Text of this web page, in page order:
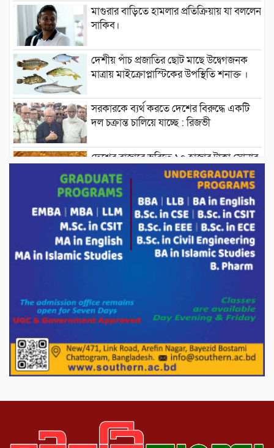
মাগুরার বাড়িতে হামলার প্রতিক্রিয়ায় যা বললেন
সাকিব।
দেশীয় পাঁচ প্রজাতির ছোট মাছে উদ্বেগজনক
মাত্রায় মাইক্রোপ্লাস্টিকের উপস্থিতি শনাক্ত ।
সরকারকে ব্যর্থ করতে দেশের বিরুদ্ধে একটি
দল চক্রান্ত চালিয়ে যাচ্ছে : রিজভী
দেশের বাজারে ভরিতে ১০ হাজার টাকা সোনার
দাম বাড়ানোর ঘোষণা।
ভারপ্রাপ্ত রাষ্ট্রপতি হাফিজ উদ্দিন আহমদের
সাথে এইচটি বাংলা অনলাইন পোর্টাল ও আইপি
টিভির সম্পাদক মোঃ ইসমাইল হোসেনের
সৌজন্য সাক্ষাৎ।
পাটগ্রামে জুলাই অভ্যুত্থান দিবস উপলক্ষে
পোরশায় গণঅভ্যুত্থান দিবসে শহিদ ও জুলাই
১১ দলীয় ঐক্য পোরশা উপজেলা শাখার